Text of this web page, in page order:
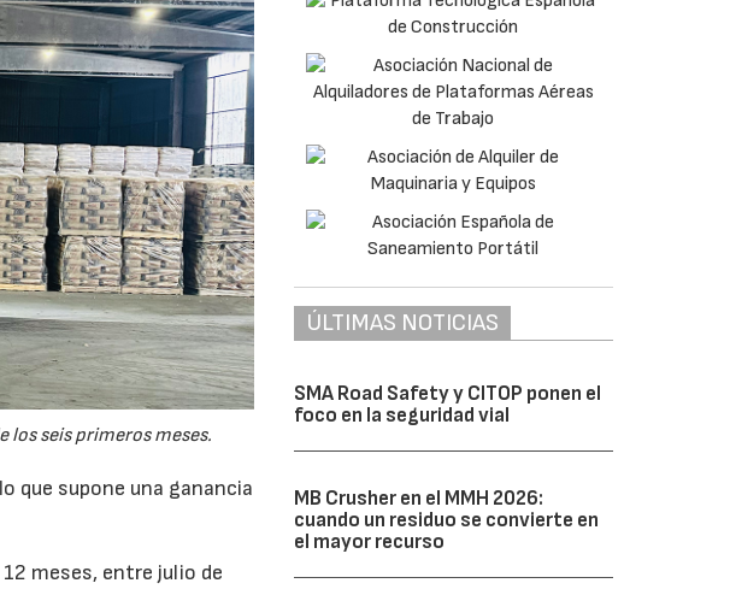
los seis primeros meses.
que supone una ganancia
meses, entre julio de
ÚLTIMAS NOTICIAS
SMA Road Safety y CITOP ponen el
foco en la seguridad vial
MB Crusher en el MMH 2026:
cuando un residuo se convierte en
el mayor recurso